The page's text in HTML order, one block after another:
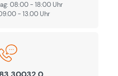
08:00 - 18:00 Uhr
- 13.00 Uhr